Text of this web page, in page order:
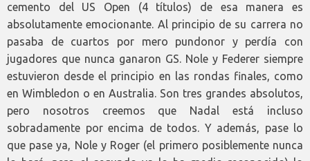
cemento del US Open (4 títulos) de esa manera es
absolutamente emocionante. Al principio de su carrera no
pasaba de cuartos por mero pundonor y perdía con
jugadores que nunca ganaron GS. Nole y Federer siempre
estuvieron desde el principio en las rondas finales, como
en Wimbledon o en Australia. Son tres grandes absolutos,
pero nosotros creemos que Nadal está incluso
sobradamente por encima de todos. Y además, pase lo
que pase ya, Nole y Roger (el primero posiblemente nunca